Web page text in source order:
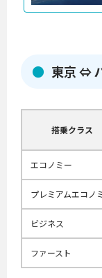
東京 ⇔
搭乗クラス
エコノミー
プレミアムエコノ
ビジネス
ファースト